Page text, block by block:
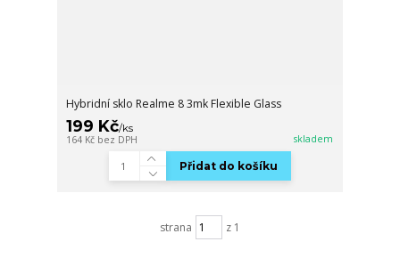
Hybridní sklo Realme 8 3mk Flexible Glass
199 Kč/ks
164 Kč bez DPH skladem
Přidat do košíku
strana z 1